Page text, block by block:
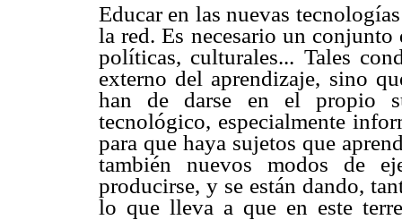
Educar en las nuevas
la red. Es necesario un
políticas, culturales... Tales
externo del aprendizaje, sino
han de darse en el propio
tecnológico, especialmente
para que haya sujetos que
también nuevos modos de
producirse, y se están dando,
lo que lleva a que en este